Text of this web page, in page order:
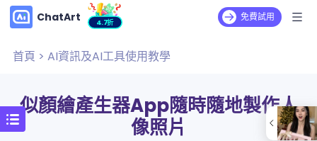
ChatArt 4.7折 免費試用
首頁 > AI資訊及AI工具使用教學
似顏繪產生器App隨時隨地製作人
像照片